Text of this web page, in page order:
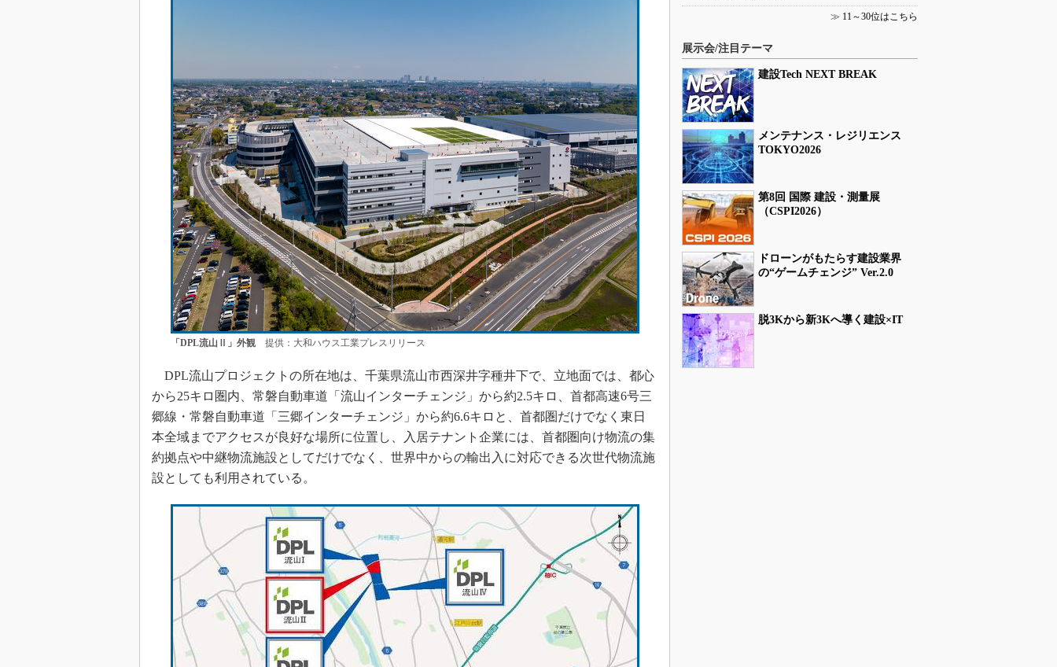
「DPL流山Ⅱ」外観提供：大和ハウス工業プレスリリース
DPL流山プロジェクトの所在地は、千葉県流山市西深井字種井下で、立地面では、都心
から25キロ圏内、常磐自動車道「流山インターチェンジ」から約2.5キロ、首都高速6号三
郷線・常磐自動車道「三郷インターチェンジ」から約6.6キロと、首都圏だけでなく東日
本全域までアクセスが良好な場所に位置し、入居テナント企業には、首都圏向け物流の集
約拠点や中継物流施設としてだけでなく、世界中からの輸出入に対応できる次世代物流施
設としても利用されている。
≫ 11～30位はこちら
展示会/注目テーマ
建設Tech NEXT BREAK
メンテナンス・レジリエンス
TOKYO2026
第8回 国際 建設・測量展
（CSPI2026）
ドローンがもたらす建設業界
の“ゲームチェンジ” Ver.2.0
脱3Kから新3Kへ導く建設×IT